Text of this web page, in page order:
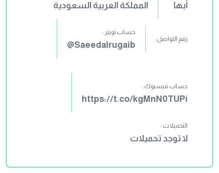
أبها المملكة العربية السعودية
رقم التواصل:
حساب تويتر :
Saeedalrugaib@
حساب فيسبوك :
https://t.co/kgMnN0TUPi
التحميلات :
لا توجد تحميلات